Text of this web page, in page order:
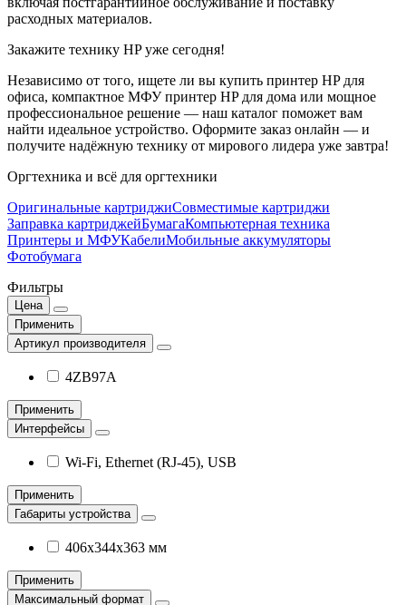
расходных материалов.
Закажите технику HP уже сегодня!
Независимо от того, ищете ли вы купить принтер HP для
офиса, компактное МФУ принтер HP для дома или мощное
профессиональное решение — наш каталог поможет вам
найти идеальное устройство. Оформите заказ онлайн — и
получите надёжную технику от мирового лидера уже завтра!
Оргтехника и всё для оргтехники
Оригинальные картриджиСовместимые картриджи
Заправка картриджейБумагаКомпьютерная техника
Принтеры и МФУКабелиМобильные аккумуляторы
Фотобумага
Фильтры
Цена
Применить
Артикул производителя
4ZB97A
Применить
Интерфейсы
Wi-Fi, Ethernet (RJ-45), USB
Применить
Габариты устройства
406x344x363 мм
Применить
Максимальный формат